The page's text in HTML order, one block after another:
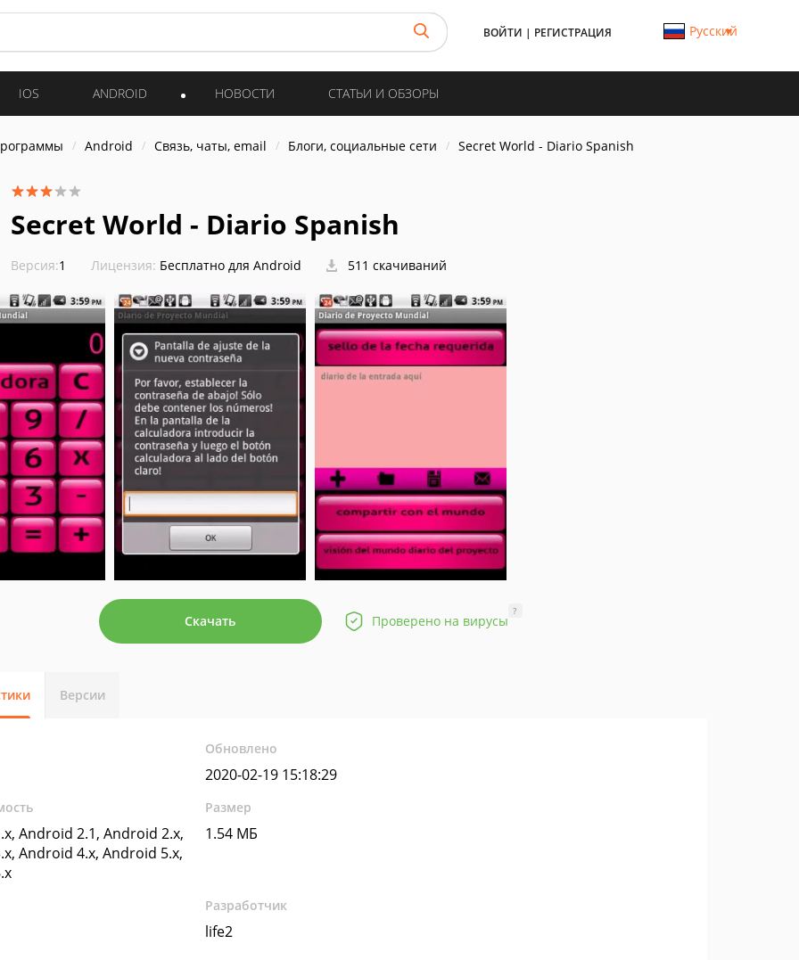
ВОЙТИ | РЕГИСТРАЦИЯ Русский
IOS ANDROID НОВОСТИ СТАТЬИ И ОБЗОРЫ
Android Связь, чаты, email Блоги, социальные сети Secret World - Diario Spanish
Secret World - Diario Spanish
Версия:1 Лицензия: Бесплатно для Android 511 скачиваний
Скачать Проверено на вирусы
?
Версии
Обновлено
2020-02-19 15:18:29
Android 2.1, Android 2.x,
Android 4.x, Android 5.x,
Размер
1.54 МБ
Разработчик
life2